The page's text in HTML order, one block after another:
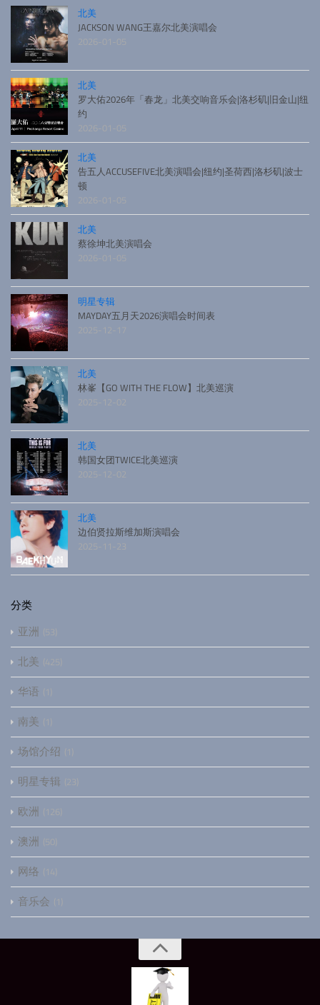
北美
JACKSON WANG王嘉尔北美演唱会
2026-01-05
北美
罗大佑2026年「春龙」北美交响音乐会|洛杉矶|旧金山|纽
约
2026-01-05
北美
告五人ACCUSEFIVE北美演唱会|纽约|圣荷西|洛杉矶|波士
顿
2026-01-05
北美
蔡徐坤北美演唱会
2026-01-05
明星专辑
MAYDAY五月天2026演唱会时间表
2025-12-17
北美
林峯【GO WITH THE FLOW】北美巡演
2025-12-02
北美
韩国女团TWICE北美巡演
2025-12-02
北美
边伯贤拉斯维加斯演唱会
2025-11-23
分类
亚洲 53
北美 425
华语 1
南美 1
场馆介绍 1
明星专辑 23
欧洲 126
澳洲 50
网络 14
音乐会 1